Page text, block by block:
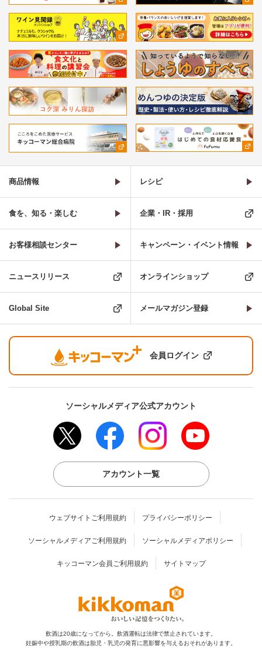
商品情報 レシピ
食を、知る・楽しむ 企業・IR・採用
お客様相談センター キャンペーン・イベント情報
ニュースリリース オンラインショップ
Global Site メールマガジン登録
会員ログイン
ソーシャルメディア公式アカウント
アカウント一覧
ウェブサイトご利用規約 プライバシーポリシー
ソーシャルメディアご利用規約 ソーシャルメディアポリシー
キッコーマン会員ご利用規約 サイトマップ
飲酒は20歳になってから。飲酒運転は法律で禁止されています。
妊娠中や授乳期の飲酒は胎児・乳児の発育に悪影響を与えるおそれがあります。